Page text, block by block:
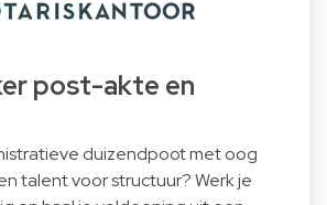
post-akte en
duizendpoot met oog
talent voor structuur? Werk je